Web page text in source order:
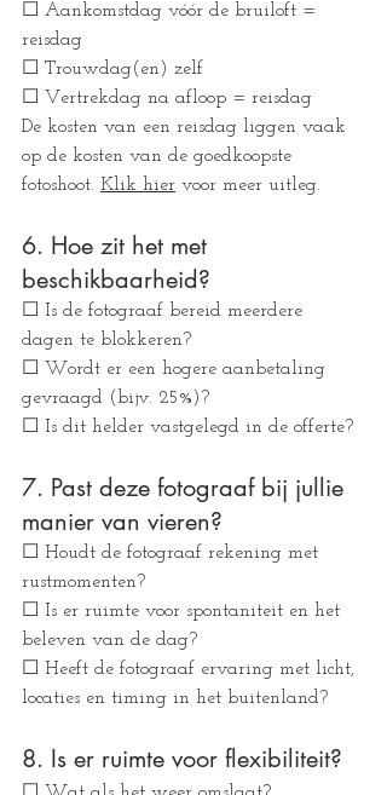
☐ Aankomstdag vóór de bruiloft =
reisdag
☐ Trouwdag(en) zelf
☐ Vertrekdag na afloop = reisdag
De kosten van een reisdag liggen vaak
op de kosten van de goedkoopste
fotoshoot. Klik hier voor meer uitleg.
6. Hoe zit het met
beschikbaarheid?
☐ Is de fotograaf bereid meerdere
dagen te blokkeren?
☐ Wordt er een hogere aanbetaling
gevraagd (bijv. 25%)?
☐ Is dit helder vastgelegd in de offerte?
7. Past deze fotograaf bij jullie
manier van vieren?
☐ Houdt de fotograaf rekening met
rustmomenten?
☐ Is er ruimte voor spontaniteit en het
beleven van de dag?
☐ Heeft de fotograaf ervaring met licht,
locaties en timing in het buitenland?
8. Is er ruimte voor flexibiliteit?